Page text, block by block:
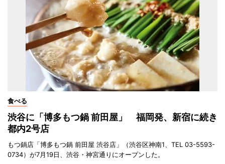
食べる
渋谷に「博多もつ鍋 前田屋」 福岡発、新宿に続き
都内2号店
もつ鍋店「博多もつ鍋 前田屋 渋谷店」（渋谷区神南1、TEL 03-5593-
0734）が7月19日、渋谷・神宮通りにオープンした。